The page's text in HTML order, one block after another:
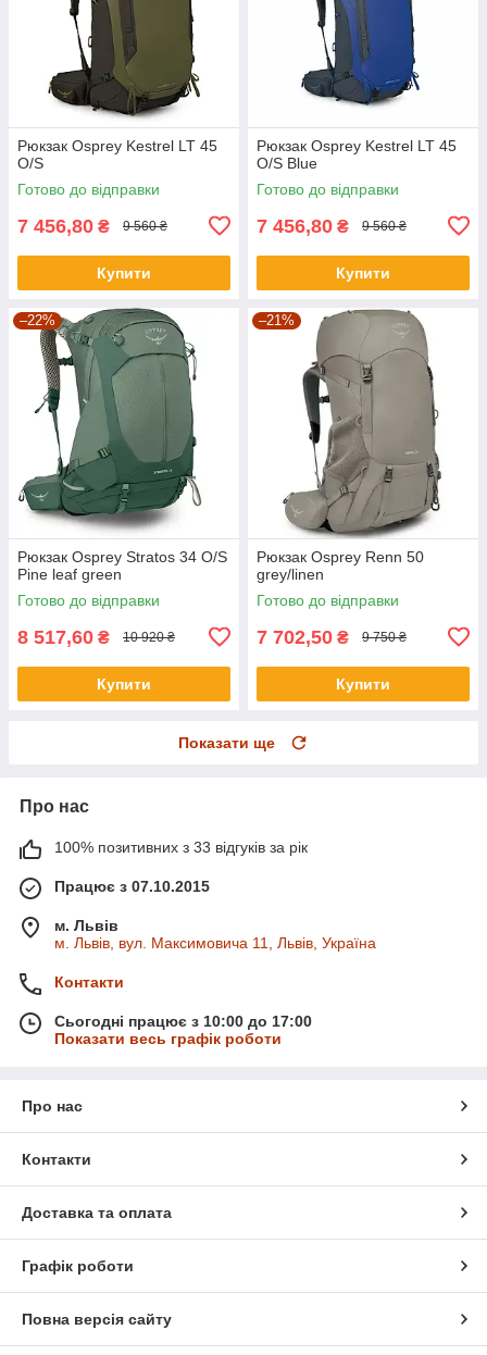
Рюкзак Osprey Kestrel LT 45
O/S
Готово до відправки
7 456,80 ₴ 9 560 ₴
Купити
Рюкзак Osprey Kestrel LT 45
O/S Blue
Готово до відправки
7 456,80 ₴ 9 560 ₴
Купити
–22%
Рюкзак Osprey Stratos 34 O/S
Pine leaf green
Готово до відправки
8 517,60 ₴ 10 920 ₴
Купити
–21%
Рюкзак Osprey Renn 50
grey/linen
Готово до відправки
7 702,50 ₴ 9 750 ₴
Купити
Показати ще
Про нас
100% позитивних з 33 відгуків за рік
Працює з 07.10.2015
м. Львів
м. Львів, вул. Максимовича 11, Львів, Україна
Контакти
Сьогодні працює з 10:00 до 17:00
Показати весь графік роботи
Про нас
Контакти
Доставка та оплата
Графік роботи
Повна версія сайту